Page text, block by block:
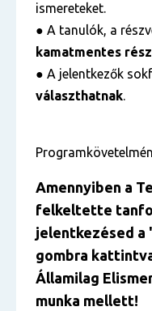
ismereteket.
● A tanulók, a
kamatmentes
● A jelentkezők
választhatnak.
Amennyiben a
felkeltette
jelentkezésed a
gombra
Államilag
munka mellett!